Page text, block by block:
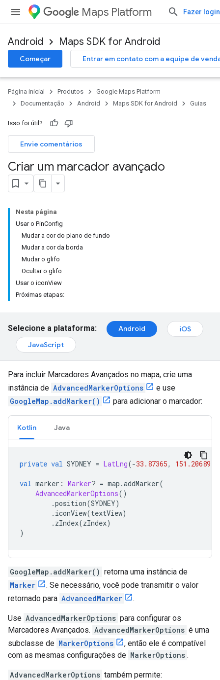
Maps Platform Fazer login
Android Maps SDK for Android
Começar Entrar em contato com a equipe de
Página inicial Produtos
Google Maps Platform
Documentação
Android Maps SDK for Android Guias
Isso foi útil?
Envie comentários
Criar um marcador avançado
Nesta página
Usar o PinConfig
Mudar a cor do plano de fundo
Mudar a cor da borda
Mudar o glifo
Ocultar o glifo
Usar o iconView
Próximas etapas:
Selecione a plataforma: Android
iOS
JavaScript
Para incluir Marcadores Avançados no mapa, crie uma
instância de AdvancedMarkerOptions
e use
GoogleMap.addMarker()
para adicionar o marcador:
Kotlin Java
private val SYDNEY = LatLng(-33.87365, 151.20689
val marker : Marker? = map .addMarker(
AdvancedMarkerOptions()
.position(SYDNEY)
. iconView(textView)
. zIndex(zIndex)
)
GoogleMap.addMarker() retorna uma instância de
Marker
. Se necessário, você pode transmitir o valor
retornado para AdvancedMarker .
Use AdvancedMarkerOptions para configurar os
Marcadores Avançados. AdvancedMarkerOptions é uma
subclasse de MarkerOptions
, então ele é compatível
com as mesmas configurações de MarkerOptions .
AdvancedMarkerOptions também permite: